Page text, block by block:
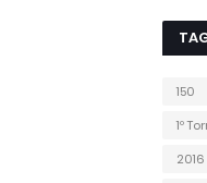
150
1º
2016